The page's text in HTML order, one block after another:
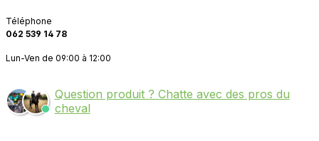
Téléphone
062 539 14 78
Lun-Ven de 09:00 à 12:00
Question produit ? Chatte avec des pros du
cheval